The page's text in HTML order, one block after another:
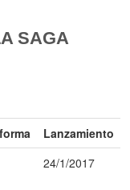
SAGA
Lanzamiento
24/1/2017